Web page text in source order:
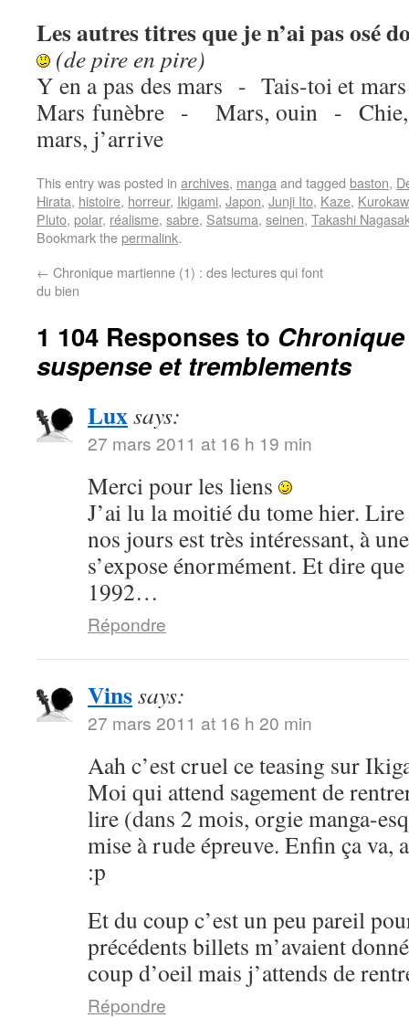
Les autres titres que je n’ai pas osé
(de pire en pire)
Y en a pas des mars - Tais-toi et
Mars funèbre - Mars, ouin - Chie,
mars, j’arrive
This entry was posted in archives, manga and tagged baston,
Hirata, histoire, horreur, Ikigami, Japon, Junji Ito, Kaze,
Pluto, polar, réalisme, sabre, Satsuma, seinen, Takashi
Bookmark thepermalink.
← Chronique martienne (1) : des lectures qui font
du bien
1 104 Responses to
suspense et tremblements
Luxsays:
27 mars 2011 at 16 h 19 min
Merci pour les liens
J’ai lu la moitié du tome hier.
nos jours est très intéressant, à
s’expose énormément. Et dire
1992…
Répondre
Vinssays:
27 mars 2011 at 16 h 20 min
Aah c’est cruel ce teasing sur
Moi qui attend sagement de
lire (dans 2 mois, orgie manga-
mise à rude épreuve. Enfin ça va,
:p
Et du coup c’est un peu pareil
précédents billets m’avaient
coup d’oeil mais j’attends de
Répondre